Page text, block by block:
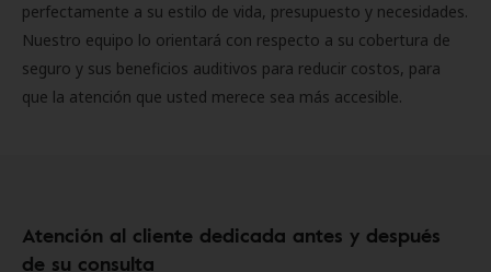
perfectamente a su estilo de vida, presupuesto y necesidades.
Nuestro equipo lo orientará con respecto a su cobertura de
seguro y sus beneficios auditivos para reducir costos, para
que la atención que usted merece sea más accesible.
Atención al cliente dedicada antes y después
de su consulta